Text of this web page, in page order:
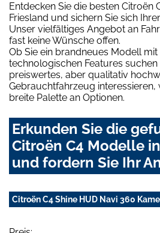
Entdecken Sie die besten Citroën
Friesland und sichern Sie sich
Unser vielfältiges Angebot an
fast keine Wünsche offen.
Ob Sie ein brandneues Modell
technologischen Features
preiswertes, aber qualitativ
Gebrauchtfahrzeug interessieren,
breite Palette an Optionen.
Erkunden Sie die
Citroën C4 Modelle
und fordern Sie Ihr
Citroën C4 Shine HUD Navi 360